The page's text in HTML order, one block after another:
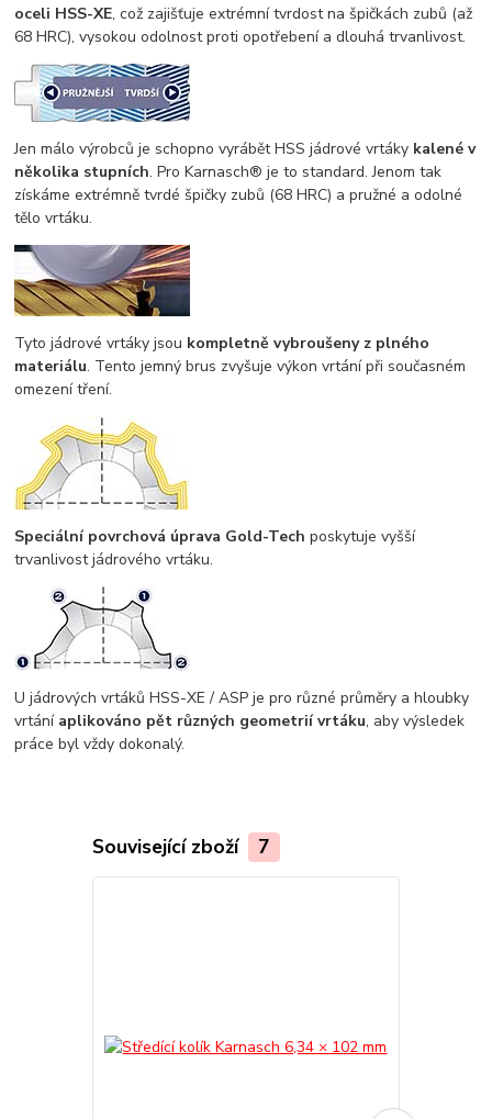
oceli HSS-XE, což zajišťuje extrémní tvrdost na špičkách zubů (až
68 HRC), vysokou odolnost proti opotřebení a dlouhá trvanlivost.
Jen málo výrobců je schopno vyrábět HSS jádrové vrtáky kalené v
několika stupních. Pro Karnasch® je to standard. Jenom tak
získáme extrémně tvrdé špičky zubů (68 HRC) a pružné a odolné
tělo vrtáku.
Tyto jádrové vrtáky jsou kompletně vybroušeny z plného
materiálu. Tento jemný brus zvyšuje výkon vrtání při současném
omezení tření.
Speciální povrchová úprava Gold-Tech poskytuje vyšší
trvanlivost jádrového vrtáku.
U jádrových vrtáků HSS-XE / ASP je pro různé průměry a hloubky
vrtání aplikováno pět různých geometrií vrtáku, aby výsledek
práce byl vždy dokonalý.
Související zboží 7